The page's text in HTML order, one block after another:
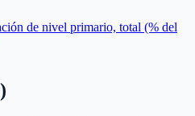
de nivel primario, total (% del
)